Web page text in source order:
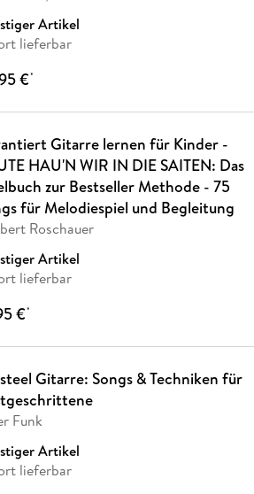
Artikel
lieferbar
€*
Gitarre lernen für Kinder -
HAU'N WIR IN DIE SAITEN: Das
zur Bestseller Methode - 75
für Melodiespiel und Begleitung
Roschauer
Artikel
lieferbar
€*
Gitarre: Songs & Techniken für
Funk
Artikel
lieferbar